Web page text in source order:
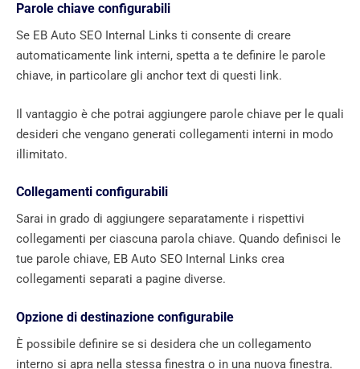
Parole chiave configurabili
Se EB Auto SEO Internal Links ti consente di creare
automaticamente link interni, spetta a te definire le parole
chiave, in particolare gli anchor text di questi link.
Il vantaggio è che potrai aggiungere parole chiave per le quali
desideri che vengano generati collegamenti interni in modo
illimitato.
Collegamenti configurabili
Sarai in grado di aggiungere separatamente i rispettivi
collegamenti per ciascuna parola chiave. Quando definisci le
tue parole chiave, EB Auto SEO Internal Links crea
collegamenti separati a pagine diverse.
Opzione di destinazione configurabile
È possibile definire se si desidera che un collegamento
interno si apra nella stessa finestra o in una nuova finestra.